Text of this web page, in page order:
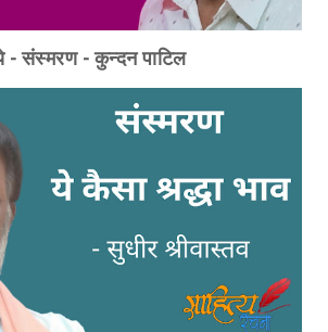
- संस्मरण - कुन्दन पाटिल